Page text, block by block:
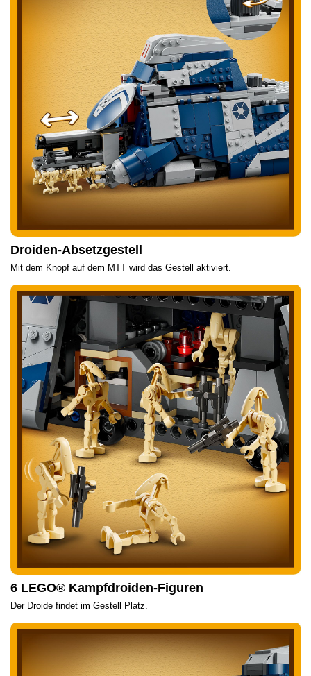
Droiden-Absetzgestell
Mit dem Knopf auf dem MTT wird das Gestell aktiviert.
6 LEGO® Kampfdroiden-Figuren
Der Droide findet im Gestell Platz.